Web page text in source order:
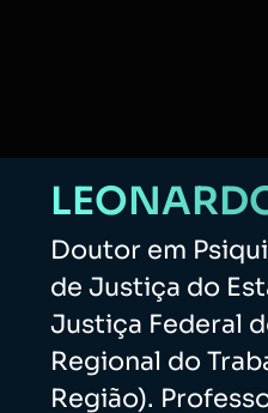
Doutor em
de Justiça do
Justiça Federal
Regional do
Região).